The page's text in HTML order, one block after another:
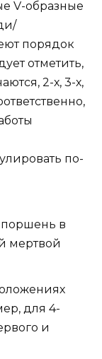
V-образные
порядок
отметить,
2-х, 3-х,
по-
в
мертвой
для 4-
и